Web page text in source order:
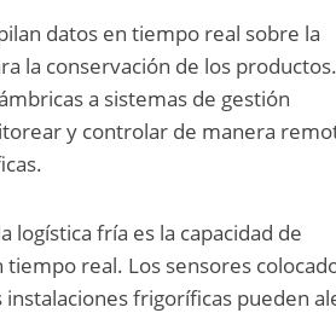
datos en tiempo real sobre la
la conservación de los productos.
a sistemas de gestión
y controlar de manera
logística fría es la capacidad de
real. Los sensores
frigoríficas pueden